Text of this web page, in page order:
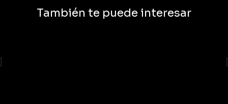
También te puede interesar